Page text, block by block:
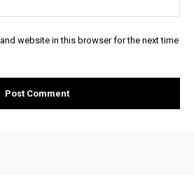
website in this browser for the next time